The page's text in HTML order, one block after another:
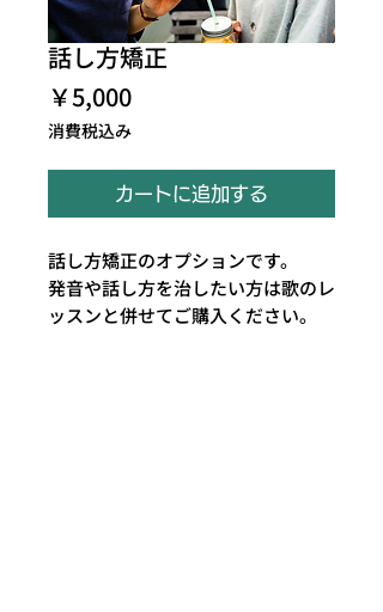
話し方矯正
￥5,000価
格
消費税込み
カートに追加する
話し方矯正のオプションです。
発音や話し方を治したい方は歌のレ
ッスンと併せてご購入ください。